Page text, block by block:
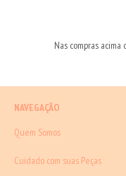
Nas compras
NAVEGAÇÃO
Quem Somos
Cuidado com suas Peças